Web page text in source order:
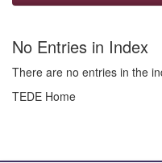
No Entries in Index
There are no entries in the
TEDE Home